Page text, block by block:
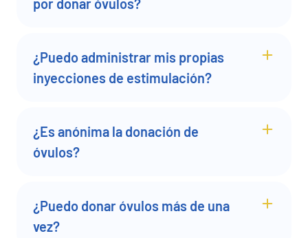
por donar óvulos?
¿Puedo administrar mis propias
inyecciones de estimulación?
¿Es anónima la donación de
óvulos?
¿Puedo donar óvulos más de una
vez?